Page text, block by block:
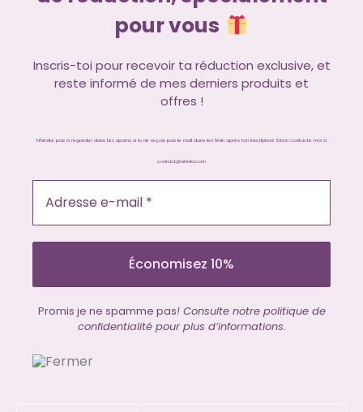
pour vous
Inscris-toi pour recevoir ta réduction exclusive, et
reste informé de mes derniers produits et
offres !
N'hésite pas à regarder dans tes spams si tu ne reçois pas le mail dans les 5min après ton inscription! Sinon contacte moi à
contact@artniia.com
Promis je ne spamme pas! Consulte notre politique de
confidentialité pour plus d’informations.